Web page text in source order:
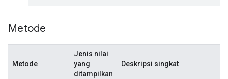
Metode
Metode
Jenis nilai
yang
ditampilkan
Deskripsi singkat